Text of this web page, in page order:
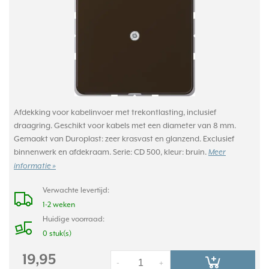
Afdekking voor kabelinvoer met trekontlasting, inclusief
draagring. Geschikt voor kabels met een diameter van 8 mm.
Gemaakt van Duroplast: zeer krasvast en glanzend. Exclusief
binnenwerk en afdekraam. Serie: CD 500, kleur: bruin. Meer
informatie »
Verwachte levertijd:
1-2 weken
Huidige voorraad:
0 stuk(s)
19,95 +
-